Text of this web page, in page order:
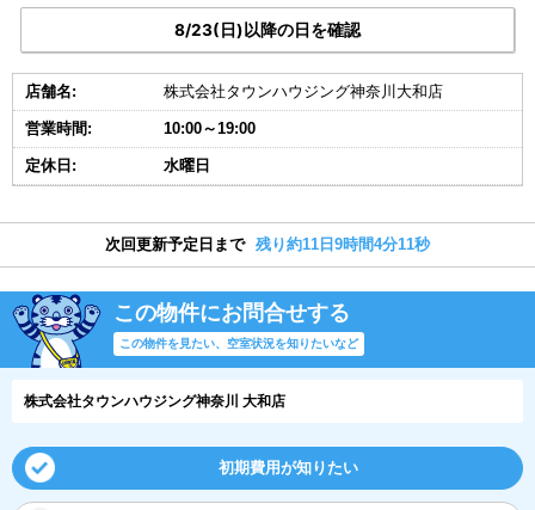
8/23(日)以降の日を確認
店舗名: 株式会社タウンハウジング神奈川大和店
営業時間: 10:00～19:00
定休日: 水曜日
次回更新予定日まで 残り約11日9時間4分10秒
この物件にお問合せする
この物件を見たい、空室状況を知りたいなど
株式会社タウンハウジング神奈川 大和店
初期費用が知りたい